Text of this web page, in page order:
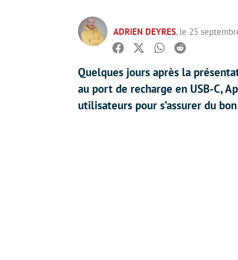
ADRIEN DEYRES, le 25
Facebook
TwitterWhatsapp
Reddit
Quelques jours après la
au port de recharge en USB-C,
utilisateurs pour s’assurer du